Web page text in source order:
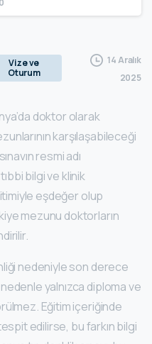
Vize ve
Oturum
14 Aralık
2025
doktor olarak
karşılaşabileceği
resmi adı
bilgi ve klinik
eşdeğer olup
mezunu doktorların
nedeniyle son derece
yalnızca diploma ve
Eğitim içeriğinde
edilirse, bu farkın bilgi